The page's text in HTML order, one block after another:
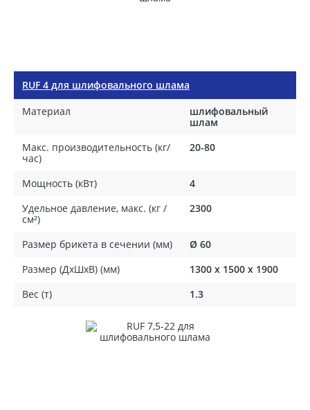
RUF 4 для шлифовального шлама
Материал
шлифовальный
шлам
Макс. производительность (кг/
час)
20-80
Мощность (кВт)
4
Удельное давление, макс. (кг /
см²)
2300
Размер брикета в сечении (мм)
Ø 60
Размер (ДхШхВ) (мм)
1300 х 1500 х 1900
Вес (т)
1.3